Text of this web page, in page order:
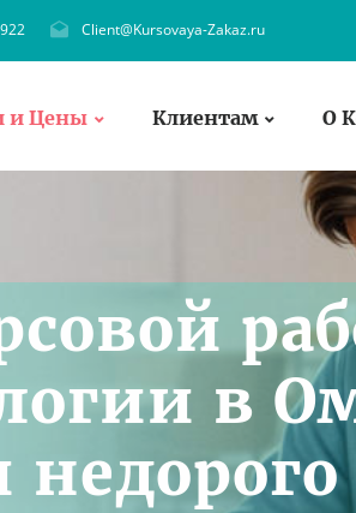
Client@Kursovaya-Zakaz.ru
и Цены Клиентам О
в
недорого